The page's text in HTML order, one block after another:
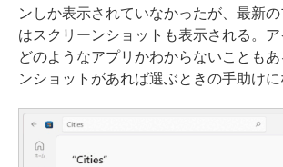
ンしか表示されていなかったが、最新
はスクリーンショットも表示される。
どのようなアプリかわからないことも
ンショットがあれば選ぶときの手助けに